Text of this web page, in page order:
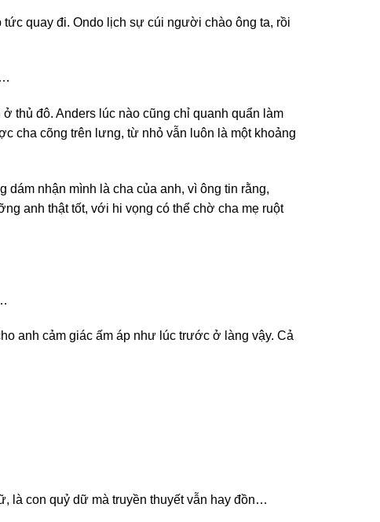
quay đi. Ondo lịch sự cúi người chào ông ta, rồi
thủ đô. Anders lúc nào cũng chỉ quanh quẩn làm
cha cõng trên lưng, từ nhỏ vẫn luôn là một khoảng
dám nhận mình là cha của anh, vì ông tin rằng,
anh thật tốt, với hi vọng có thể chờ cha mẹ ruột
anh cảm giác ấm áp như lúc trước ở làng vậy. Cả
là con quỷ dữ mà truyền thuyết vẫn hay đồn…